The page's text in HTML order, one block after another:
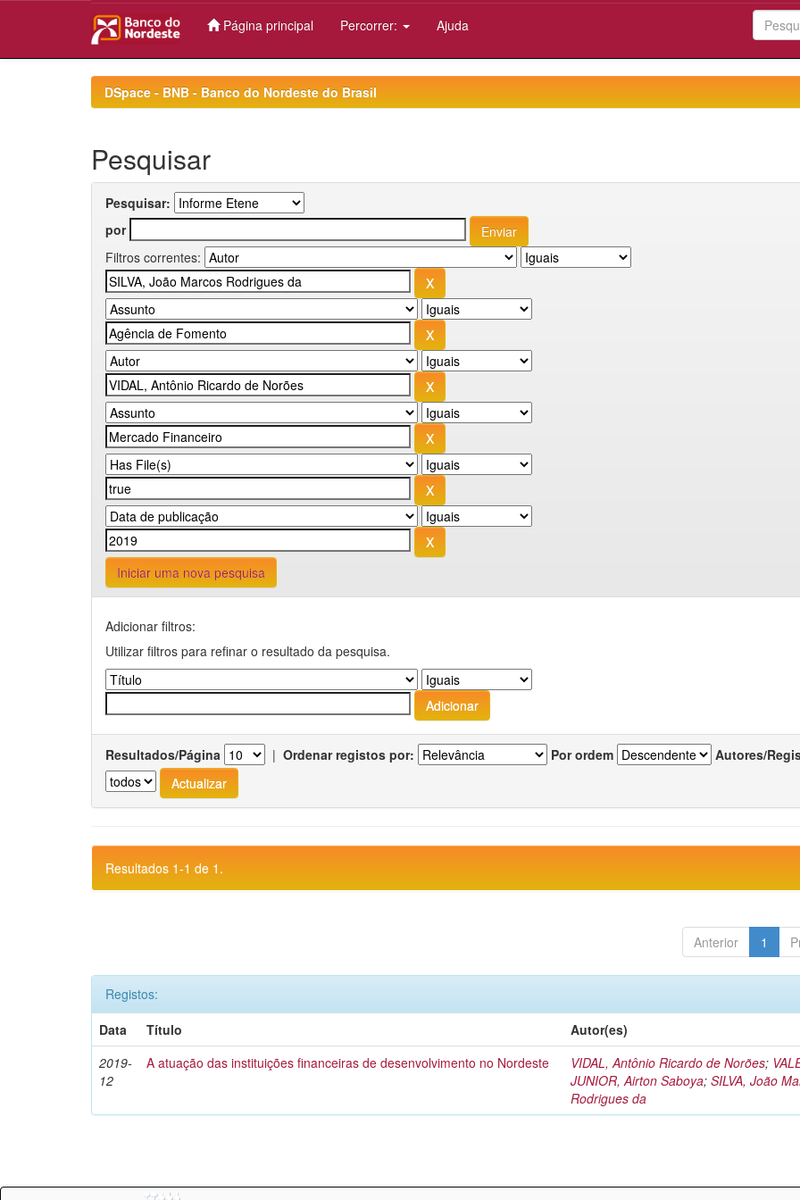
Página principal Percorrer: Ajuda
DSpace - BNB - Banco do Nordeste do Brasil
Pesquisar
Pesquisar:
por
Filtros correntes:
Iniciar uma nova pesquisa
Adicionar filtros:
Utilizar filtros para refinar o resultado da pesquisa.
Resultados/Página | Ordenar registos por: Por ordem Autores/
Resultados 1-1 de 1.
Anterior 1
Registos:
Data
Título
Autor(es)
2019-
12
A atuação das instituições financeiras de desenvolvimento no Nordeste VIDAL, Antônio Ricardo de Norões;
JUNIOR, Airton Saboya;SILVA, João
Rodrigues da